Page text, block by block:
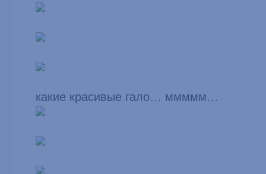
какие красивые гало… ммммм…